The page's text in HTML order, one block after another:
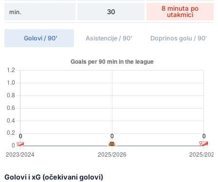
min. 30
8 minuta po
utakmici
Golovi / 90' Asistencije / 90' Doprinos golu / 90'
Golovi i xG (očekivani golovi)